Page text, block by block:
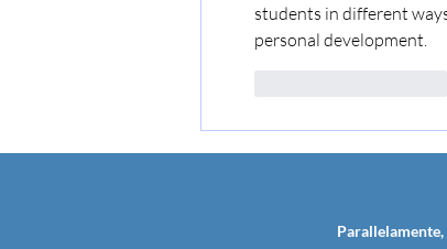
students in different
personal development.